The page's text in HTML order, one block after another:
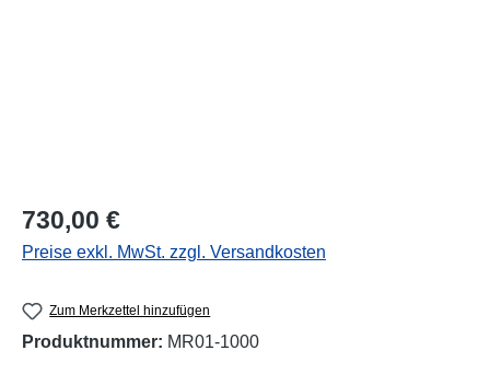
Regulärer Preis:
730,00 €
Preise exkl. MwSt. zzgl. Versandkosten
Zum Merkzettel hinzufügen
Produktnummer: MR01-1000